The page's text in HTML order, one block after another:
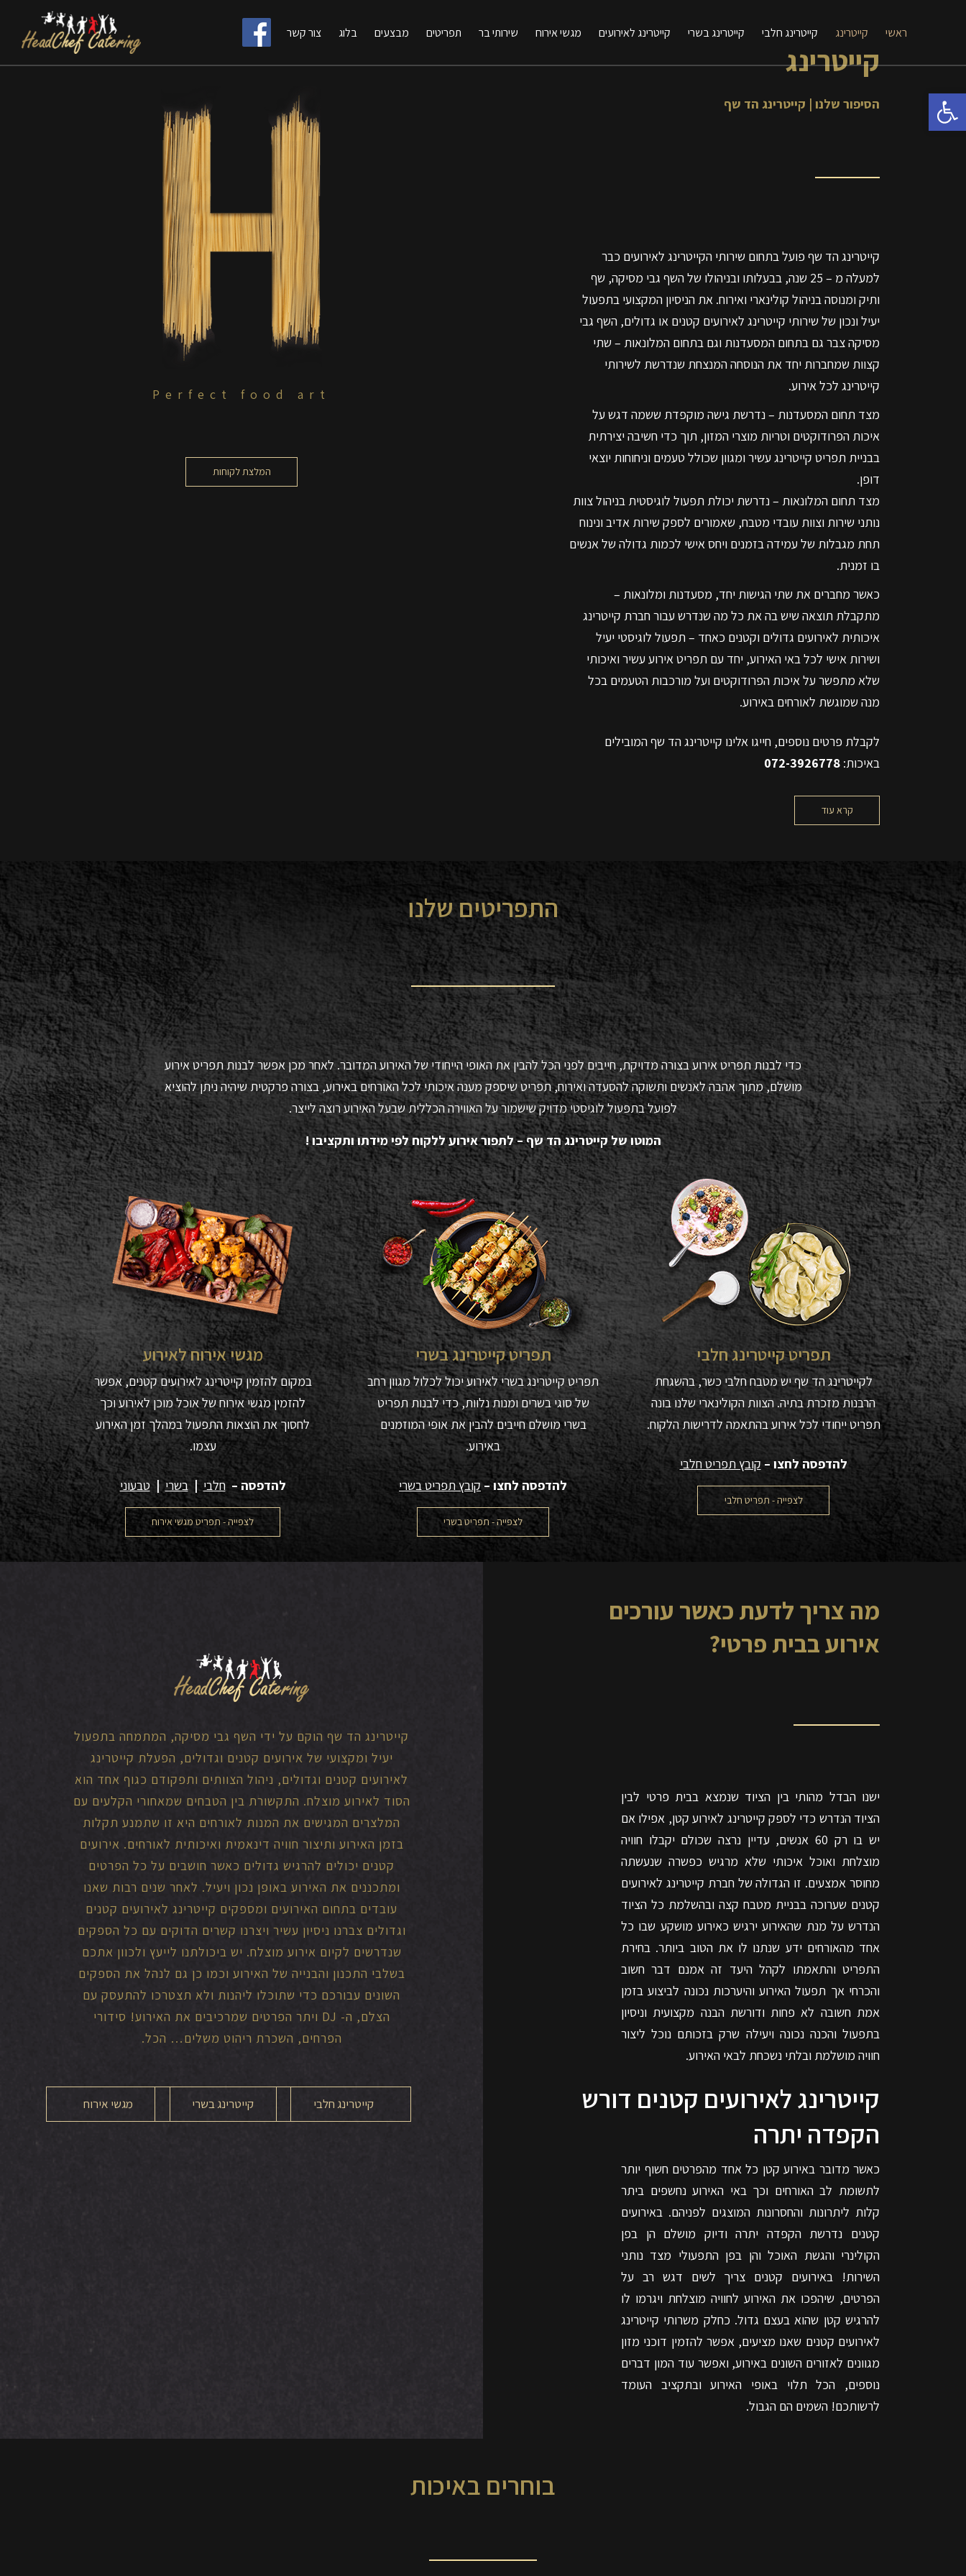
ראשי קייטרינג קייטרינג חלבי קייטרינג בשרי קייטרינג לאירועים מגשי אירוח שירותי בר תפריטים מבצעים בלוג צור קשר
Perfect food art
המלצת לקוחות
קייטרינג
הסיפור שלנו | קייטרינג הד שף
קייטרינג הד שף פועל בתחום שירותי הקייטרינג לאירועים כבר
למעלה מ – 25 שנה, בבעלותו ובניהולו של השף גבי מסיקה, שף
ותיק ומנוסה בניהול קולינארי ואירוח. את הניסיון המקצועי בתפעול
יעיל ונכון של שירותי קייטרינג לאירועים קטנים או גדולים, השף גבי
מסיקה צבר גם בתחום המסעדנות וגם בתחום המלונאות – שתי
קצוות שמחברות יחד את הנוסחה המנצחת שנדרשת לשירותי
קייטרינג לכל אירוע.
מצד תחום המסעדנות – נדרשת גישה מוקפדת ששמה דגש על
איכות הפרודוקטים וטריות מוצרי המזון, תוך כדי חשיבה יצירתית
בבניית תפריט קייטרינג עשיר ומגוון שכולל טעמים וניחוחות יוצאי
דופן.
מצד תחום המלונאות – נדרשת יכולת תפעול לוגיסטית בניהול צוות
נותני שירות וצוות עובדי מטבח, שאמורים לספק שירות אדיב ונינוח
תחת מגבלות של עמידה בזמנים ויחס אישי לכמות גדולה של אנשים
בו זמנית.
כאשר מחברים את שתי הגישות יחד, מסעדנות ומלונאות –
מתקבלת תוצאה שיש בה את כל מה שנדרש עבור חברת קייטרינג
איכותית לאירועים גדולים וקטנים כאחד – תפעול לוגיסטי יעיל
ושירות אישי לכל באי האירוע, יחד עם תפריט אירוע עשיר ואיכותי
שלא מתפשר על איכות הפרודוקטים ועל מורכבות הטעמים בכל
מנה שמוגשת לאורחים באירוע.
לקבלת פרטים נוספים, חייגו אלינו קייטרינג הד שף המובילים
באיכות: 072-3926778
קרא עוד
התפריטים שלנו
כדי לבנות תפריט אירוע בצורה מדויקת, חייבים לפני הכל להבין את האופי הייחודי של האירוע המדובר. לאחר מכן אפשר לבנות תפריט אירוע
מושלם, מתוך אהבה לאנשים ותשוקה להסעדה ואירוח, תפריט שיספק מענה איכותי לכל האורחים באירוע, בצורה פרקטית שיהיה ניתן להוציא
לפועל בתפעול לוגיסטי מדויק שישמור על האווירה הכללית שבעל האירוע רוצה לייצר.
המוטו של קייטרינג הד שף – לתפור אירוע ללקוח לפי מידתו ותקציבו !
מגשי אירוח לאירוע
במקום להזמין קייטרינג לאירועים קטנים, אפשר
להזמין מגשי אירוח של אוכל מוכן לאירוע וכך
לחסוך את הוצאות התפעול במהלך זמן האירוע
עצמו.
להדפסה –חלבי|בשרי|טבעוני
לצפייה - תפריט מגשי אירוח
תפריט קייטרינג בשרי
תפריט קייטרינג בשרי לאירוע יכול לכלול מגוון רחב
של סוגי בשרים ומנות נלוות, כדי לבנות תפריט
בשרי מושלם חייבים להבין את אופי המוזמנים
באירוע.
להדפסה לחצו –קובץ תפריט בשרי
לצפייה - תפריט בשרי
תפריט קייטרינג חלבי
לקייטרינג הד שף יש מטבח חלבי כשר, בהשגחת
הרבנות מזכרת בתיה. הצוות הקולינארי שלנו בונה
תפריט ייחודי לכל אירוע בהתאמה לדרישות הלקוח.
להדפסה לחצו – קובץ תפריט חלבי
לצפייה - תפריט חלבי
קייטרינג הד שף הוקם על ידי השף גבי מסיקה, המתמחה בתפעול
יעיל ומקצועי של אירועים קטנים וגדולים, הפעלת קייטרינג
לאירועים קטנים וגדולים, ניהול הצוותים ותפקודם כגוף אחד הוא
הסוד לאירוע מוצלח. התקשורת בין הטבחים שמאחורי הקלעים עם
המלצרים המגישים את המנות לאורחים היא זו שתמנע תקלות
בזמן האירוע ותיצור חוויה דינאמית ואיכותית לאורחים. אירועים
קטנים יכולים להרגיש גדולים כאשר חושבים על כל הפרטים
ומתכננים את האירוע באופן נכון ויעיל. לאחר שנים רבות שאנו
עובדים בתחום האירועים ומספקים קייטרינג לאירועים קטנים
וגדולים צברנו ניסיון עשיר ויצרנו קשרים הדוקים עם כל הספקים
שנדרשים לקיום אירוע מוצלח. יש ביכולתנו לייעץ ולכוון אתכם
בשלבי התכנון והבנייה של האירוע וכמו כן גם לנהל את הספקים
השונים עבורכם כדי שתוכלו ליהנות ולא תצטרכו להתעסק עם
הצלם, ה- DJ ויתר הפרטים שמרכיבים את האירוע! סידורי
הפרחים, השכרת ריהוט משלים… הכל.
מגשי אירוח קייטרינג בשרי קייטרינג חלבי
מה צריך לדעת כאשר עורכים
אירוע בבית פרטי?
ישנו הבדל מהותי בין הציוד שנמצא בבית פרטי לבין
הציוד הנדרש כדי לספק קייטרינג לאירוע קטן, אפילו אם
יש בו רק 60 אנשים, עדיין נרצה שכולם יקבלו חוויה
מוצלחת ואוכל איכותי שלא מרגיש כפשרה שנעשתה
מחוסר אמצעים. זו הגדולה של חברת קייטרינג לאירועים
קטנים שערוכה בבניית מטבח קצה ובהשלמת כל הציוד
הנדרש על מנת שהאירוע ירגיש כאירוע מושקע שבו כל
אחד מהאורחים ידע שנתנו לו את הטוב ביותר. בחירת
התפריט והתאמתו לקהל היעד זה אמנם דבר חשוב
והכרחי אך תפעול האירוע והיערכות נכונה לביצוע בזמן
אמת חשובה לא פחות ודורשת הבנה מקצועית וניסיון
בתפעול והכנה נכונה ויעילה שרק בזכותם נוכל ליצור
חוויה מושלמת ובלתי נשכחת לבאי האירוע.
קייטרינג לאירועים קטנים דורש
הקפדה יתרה
כאשר מדובר באירוע קטן כל אחד מהפרטים חשוף יותר
לתשומת לב האורחים וכך באי האירוע נחשפים ביתר
קלות ליתרונות והחסרונות המוצגים לפניהם. באירועים
קטנים נדרשת הקפדה יתרה ודיוק מושלם הן בפן
הקולינרי והגשת האוכל והן בפן התפעולי מצד נותני
השירות! באירועים קטנים צריך לשים דגש רב על
הפרטים, שיהפכו את האירוע לחוויה מוצלחת ויגרמו לו
להרגיש קטן שהוא בעצם גדול. כחלק משרותי קייטרינג
לאירועים קטנים שאנו מציעים, אפשר להזמין דוכני מזון
מגוונים לאזורים השונים באירוע, ואפשר עוד המון דברים
נוספים, הכל תלוי באופי האירוע ובתקציב העומד
לרשותכם! השמים הם הגבול.
בוחרים באיכות
פתח סרגל נגישות